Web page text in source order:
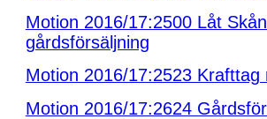
Motion 2016/17:2500 Låt
gårdsförsäljning
Motion 2016/17:2523
Motion 2016/17:2624